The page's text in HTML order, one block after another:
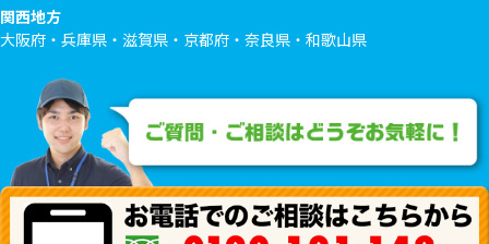
関西地方
大阪府・兵庫県・滋賀県・京都府・奈良県・和歌山県